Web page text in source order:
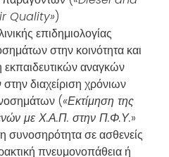
Quality»)
επιδημιολογίας
στην κοινότητα και
εκπαιδευτικών αναγκών
διαχείριση χρόνιων
(«Εκτίμηση της
με Χ.Α.Π. στην Π.Φ.Υ.»
συνοσηρότητα σε ασθενείς
πνευμονοπάθεια ή